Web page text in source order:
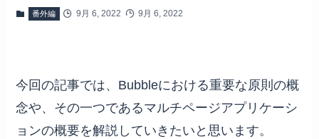
番外編 9月 6, 2022 9月 6, 2022
今回の記事では、Bubbleにおける重要な原則の概
念や、その一つであるマルチページアプリケーシ
ョンの概要を解説していきたいと思います。